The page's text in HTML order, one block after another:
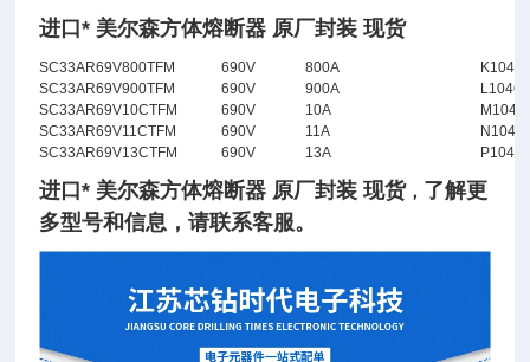
进口* 美尔森方体熔断器 原厂封装 现货
SC33AR69V800TFM 690V 800A
SC33AR69V900TFM
690V 900A
SC33AR69V10CTFM
690V 10A
SC33AR69V11CTFM
690V 11A
SC33AR69V13CTFM
690V 13A
进口* 美尔森方体熔断器 原厂封装 现货， 了解更
多型号和信息，请联系客服。